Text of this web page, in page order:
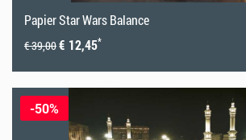
Papier Star Wars Balance
€ 39,00€ 12,45*
-50%